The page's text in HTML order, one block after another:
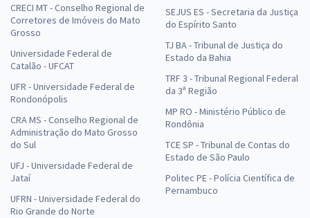
CRECI MT - Conselho Regional de
Corretores de Imóveis do Mato
Grosso
Universidade Federal de
Catalão - UFCAT
UFR - Universidade Federal de
Rondonópolis
CRA MS - Conselho Regional de
Administração do Mato Grosso
do Sul
UFJ - Universidade Federal de
Jataí
UFRN - Universidade Federal do
Rio Grande do Norte
SEJUS ES - Secretaria da Justiça
do Espírito Santo
TJ BA - Tribunal de Justiça do
Estado da Bahia
TRF 3 - Tribunal Regional Federal
da 3ª Região
MP RO - Ministério Público de
Rondônia
TCE SP - Tribunal de Contas do
Estado de São Paulo
Politec PE - Polícia Científica de
Pernambuco